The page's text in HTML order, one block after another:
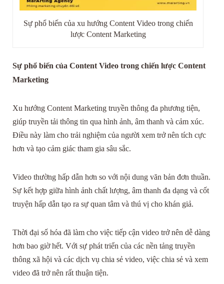
Sự phổ biến của xu hướng Content Video trong chiến
lược Content Marketing
Sự phổ biến của Content Video trong chiến lược Content
Marketing
Xu hướng Content Marketing truyền thông đa phương tiện,
giúp truyền tải thông tin qua hình ảnh, âm thanh và cảm xúc.
Điều này làm cho trải nghiệm của người xem trở nên tích cực
hơn và tạo cảm giác tham gia sâu sắc.
Video thường hấp dẫn hơn so với nội dung văn bản đơn thuần.
Sự kết hợp giữa hình ảnh chất lượng, âm thanh đa dạng và cốt
truyện hấp dẫn tạo ra sự quan tâm và thú vị cho khán giả.
Thời đại số hóa đã làm cho việc tiếp cận video trở nên dễ dàng
hơn bao giờ hết. Với sự phát triển của các nền tảng truyền
thông xã hội và các dịch vụ chia sẻ video, việc chia sẻ và xem
video đã trở nên rất thuận tiện.